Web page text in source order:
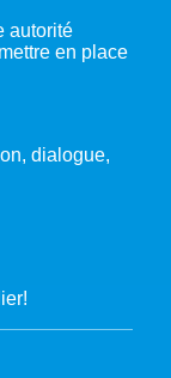
autorité
en place
dialogue,